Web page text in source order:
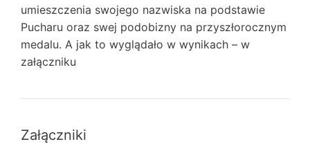
umieszczenia swojego nazwiska na podstawie
Pucharu oraz swej podobizny na przyszłorocznym
medalu. A jak to wyglądało w wynikach – w
załączniku
Załączniki